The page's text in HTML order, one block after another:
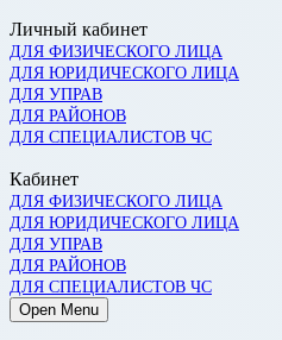
Личный кабинет
ДЛЯ ФИЗИЧЕСКОГО ЛИЦА
ДЛЯ ЮРИДИЧЕСКОГО ЛИЦА
ДЛЯ УПРАВ
ДЛЯ РАЙОНОВ
ДЛЯ СПЕЦИАЛИСТОВ ЧС
Кабинет
ДЛЯ ФИЗИЧЕСКОГО ЛИЦА
ДЛЯ ЮРИДИЧЕСКОГО ЛИЦА
ДЛЯ УПРАВ
ДЛЯ РАЙОНОВ
ДЛЯ СПЕЦИАЛИСТОВ ЧС
Open Menu